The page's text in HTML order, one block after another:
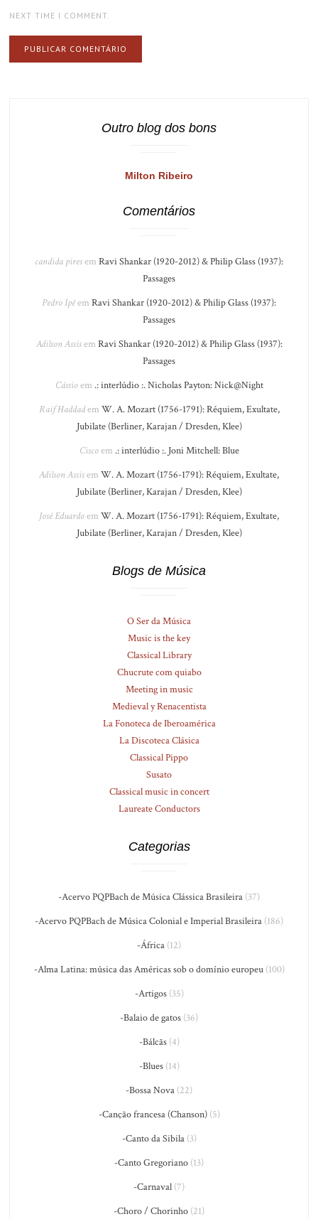
NEXT TIME I COMMENT.
Outro blog dos bons
Milton Ribeiro
Comentários
candida piresem Ravi Shankar (1920-2012) & Philip Glass (1937):
Passages
Pedro Ipêem Ravi Shankar (1920-2012) & Philip Glass (1937):
Passages
Adilson Assisem Ravi Shankar (1920-2012) & Philip Glass (1937):
Passages
Cássioem .: interlúdio :. Nicholas Payton: Nick@Night
Raif Haddadem W. A. Mozart (1756-1791): Réquiem, Exultate,
Jubilate (Berliner, Karajan / Dresden, Klee)
Ciscoem .: interlúdio :. Joni Mitchell: Blue
Adilson Assisem W. A. Mozart (1756-1791): Réquiem, Exultate,
Jubilate (Berliner, Karajan / Dresden, Klee)
José Eduardoem W. A. Mozart (1756-1791): Réquiem, Exultate,
Jubilate (Berliner, Karajan / Dresden, Klee)
Blogs de Música
O Ser da Música
Music is the key
Classical Library
Chucrute com quiabo
Meeting in music
Medieval y Renacentista
La Fonoteca de Iberoamérica
La Discoteca Clásica
Classical Pippo
Susato
Classical music in concert
Laureate Conductors
Categorias
-Acervo PQPBach de Música Clássica Brasileira (37)
-Acervo PQPBach de Música Colonial e Imperial Brasileira (186)
-África (12)
-Alma Latina: música das Américas sob o domínio europeu(100)
-Artigos(35)
-Balaio de gatos (36)
-Bálcãs(4)
-Blues(14)
-Bossa Nova (22)
-Canção francesa (Chanson)(5)
-Canto da Sibila(3)
-Canto Gregoriano (13)
-Carnaval (7)
-Choro / Chorinho (21)